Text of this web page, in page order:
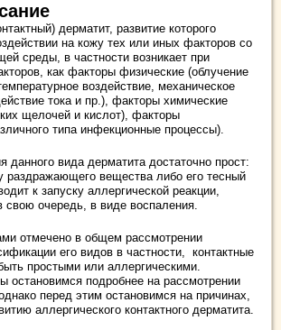
дерматит, развитие которого
на кожу тех или иных факторов со
среды, в частности возникает при
как факторы физические (облучение
воздействие, механическое
тока и пр.), факторы химические
щелочей и кислот), факторы
типа инфекционные процессы).
данного вида дерматита достаточно прост:
раздражающего вещества либо его тесный
к запуску аллергической реакции,
очередь, в виде воспаления.
отмечено в общем рассмотрении
его видов в частности, контактные
простыми или аллергическими.
остановимся подробнее на рассмотрении
перед этим остановимся на причинах,
аллергического контактного дерматита.